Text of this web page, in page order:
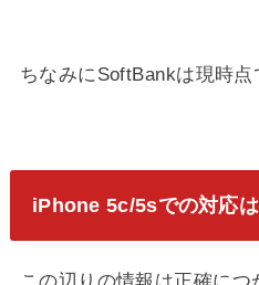
ちなみにSoftBankは現時点
iPhone 5c/5sでの対応は
この辺りの情報は正確に